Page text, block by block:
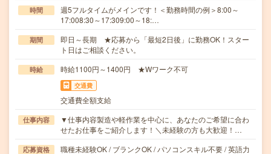
時間
週5フルタイムがメインです！＜勤務時間の例＞8:00～
17:008:30～17:309:00～18:…
期間
即日～長期 ★応募から「最短2日後」に勤務OK！スター
ト日はご相談ください。
時給 時給1100円～1400円 ★Wワーク不可
交通費
交通費全額支給
仕事内容
▼仕事内容製造や軽作業を中心に、あなたのご希望に合わ
せたお仕事をご紹介します！＼未経験の方も大歓迎！…
応募資格 職種未経験OK / ブランクOK / パソコンスキル不要 / 英語力